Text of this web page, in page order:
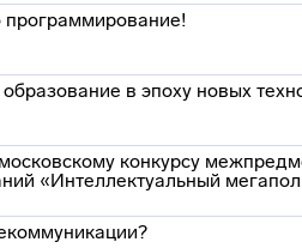
программирование!
в эпоху новых
конкурсу
«Интеллектуальный